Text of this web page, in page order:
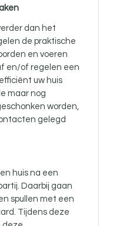
dan het
de praktische
en voeren
en/of regelen een
uw huis
maar nog
worden,
gelegd
huis na een
Daarbij gaan
spullen met een
Tijdens deze